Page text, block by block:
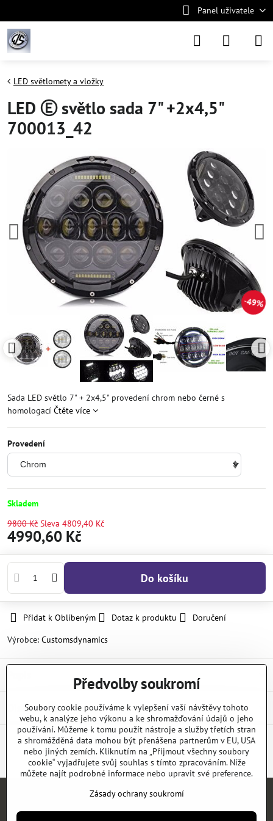
Panel uživatele
49%
LED světlomety a vložky
LED Ⓔ světlo sada 7" +2x4,5"
700013_42
Sada LED světlo 7" + 2x4,5" provedení chrom nebo černé s
homologací Čtěte více
Provedení
Skladem
9800 Kč Sleva 4809,40 Kč
4990,60 Kč
Do košíku
Přidat k Oblíbeným Dotaz k produktu
Doručení
Výrobce: Customsdynamics
Diskuse 0
FacebookTwitterBlueskyPinterestReddit LinkedInWhatsApp
E-
mail
KATALOGY NEWS
Předvolby soukromí
Soubory cookie používáme k vylepšení vaší návštěvy tohoto
webu, k analýze jeho výkonu a ke shromažďování údajů o jeho
používání. Můžeme k tomu použít nástroje a služby třetích stran
a shromážděná data mohou být přenášena partnerům v EU, USA
nebo jiných zemích. Kliknutím na „Přijmout všechny soubory
cookie“ vyjadřujete svůj souhlas s tímto zpracováním. Níže
můžete najít podrobné informace nebo upravit své preference.
Zásady ochrany soukromí